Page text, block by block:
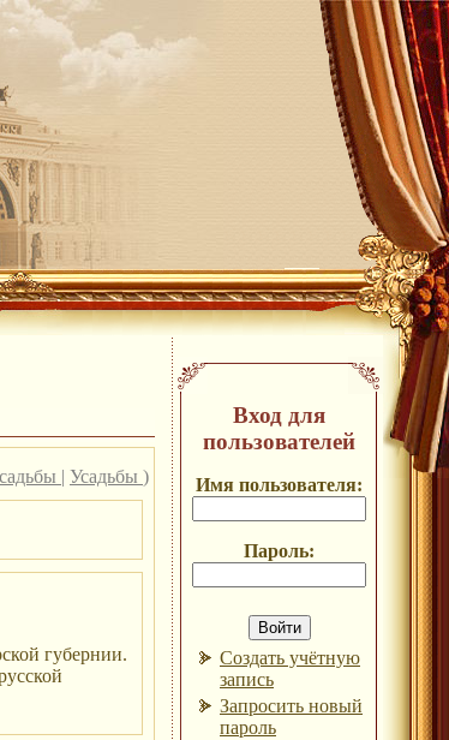
| Усадьбы )
губернии.
Вход для
пользователей
Имя пользователя:
Пароль:
Создать учётную
запись
Запросить новый
пароль